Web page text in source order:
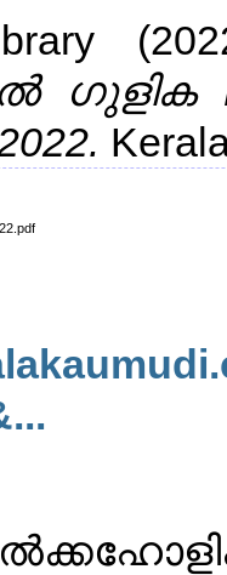
ഗുളിക